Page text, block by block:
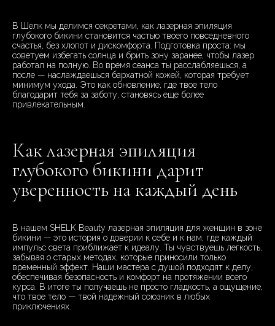
В Шелк мы делимся секретами, как лазерная эпиляция
глубокого бикини становится частью твоего повседневного
счастья, без хлопот и дискомфорта. Подготовка проста: мы
советуем избегать солнца и брить зону заранее, чтобы лазер
работал на полную. Во время сеанса ты расслабляешься, а
после — наслаждаешься бархатной кожей, которая требует
минимум ухода. Это как обновление, где твое тело
благодарит тебя за заботу, становясь еще более
привлекательным.
Как лазерная эпиляция
глубокого бикини дарит
уверенность на каждый день
В нашем SHELK Beauty лазерная эпиляция для женщин в зоне
бикини — это история о доверии к себе и к нам, где каждый
импульс света приближает к идеалу. Ты чувствуешь легкость,
забывая о старых методах, которые приносили только
временный эффект. Наши мастера с душой подходят к делу,
обеспечивая безопасность и комфорт на протяжении всего
курса. В итоге ты получаешь не просто гладкость, а ощущение,
что твое тело — твой надежный союзник в любых
приключениях.